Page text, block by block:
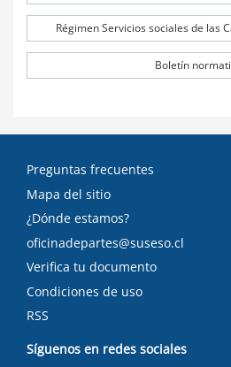
Régimen Servicios sociales de las
Boletín
Preguntas frecuentes
Mapa del sitio
¿Dónde estamos?
oficinadepartes@suseso.cl
Verifica tu documento
Condiciones de uso
RSS
Síguenos en redes sociales